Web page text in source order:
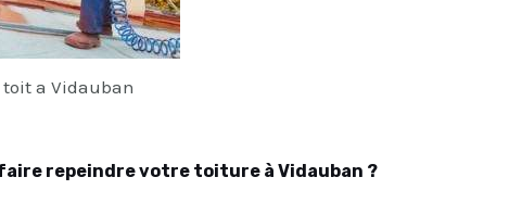
a Vidauban
repeindre votre toiture à Vidauban ?